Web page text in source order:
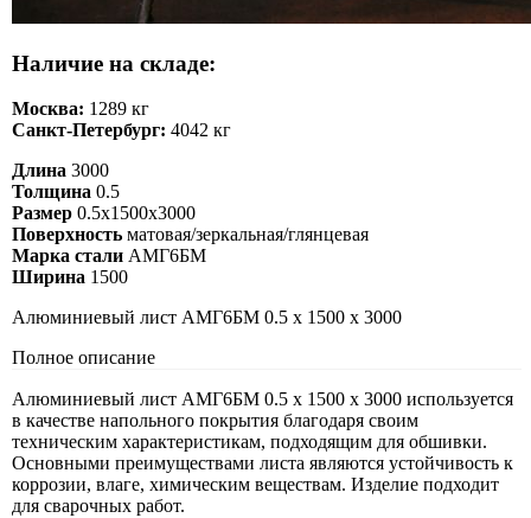
Наличие на складе:
Москва: 1289 кг
Санкт-Петербург: 4042 кг
Длина 3000
Толщина 0.5
Размер 0.5х1500х3000
Поверхность матовая/зеркальная/глянцевая
Марка стали АМГ6БМ
Ширина 1500
Алюминиевый лист АМГ6БМ 0.5 х 1500 х 3000
Полное описание
Алюминиевый лист АМГ6БМ 0.5 х 1500 х 3000 используется
в качестве напольного покрытия благодаря своим
техническим характеристикам, подходящим для обшивки.
Основными преимуществами листа являются устойчивость к
коррозии, влаге, химическим веществам. Изделие подходит
для сварочных работ.